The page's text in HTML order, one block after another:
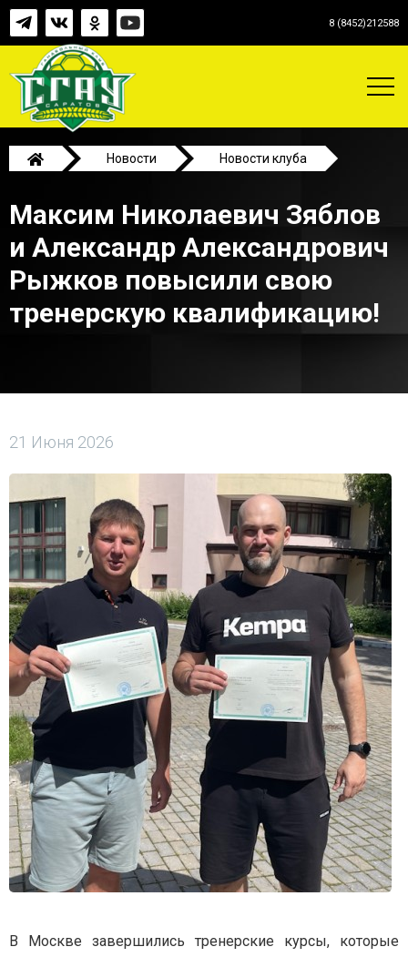
8 (8452)212588
Новости
Новости клуба
Александрович Рыжков повысили свою тренерскую
квалификацию!
Максим Николаевич Зяблов
и Александр Александрович
Рыжков повысили свою
тренерскую квалификацию!
21 Июня 2026
В Москве завершились тренерские курсы, которые